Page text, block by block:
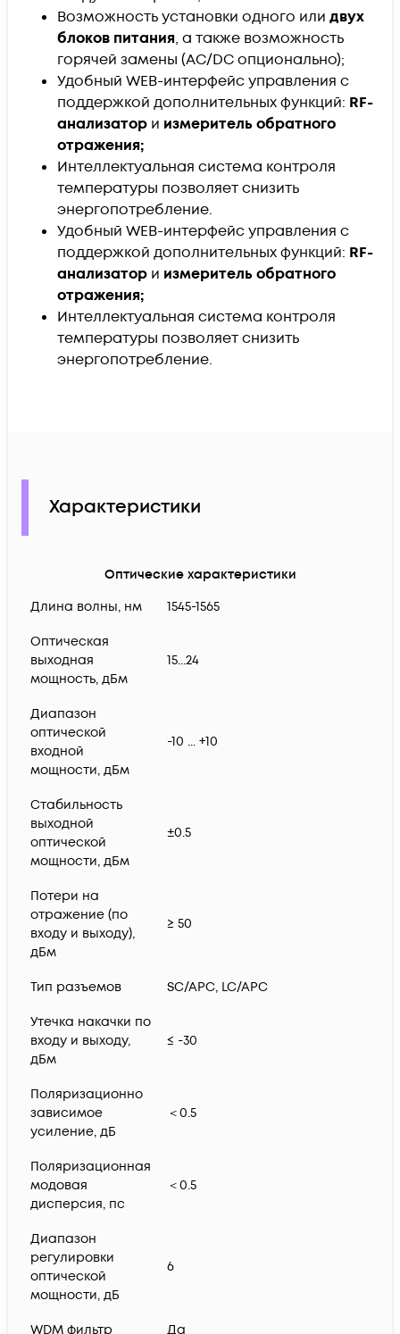
Возможность установки одного или двух
блоков питания, а также возможность
горячей замены (AC/DC опционально);
Удобный WEB-интерфейс управления c
поддержкой дополнительных функций: RF-
анализатор и измеритель обратного
отражения;
Интеллектуальная система контроля
температуры позволяет снизить
энергопотребление.
Удобный WEB-интерфейс управления c
поддержкой дополнительных функций: RF-
анализатор и измеритель обратного
отражения;
Интеллектуальная система контроля
температуры позволяет снизить
энергопотребление.
Характеристики
Оптические характеристики
Длина волны, нм
1545-1565
Оптическая
выходная
мощность, дБм
15...24
Диапазон
оптической
входной
мощности, дБм
-10 ... +10
Стабильность
выходной
оптической
мощности, дБм
±0.5
Потери на
отражение (по
входу и выходу),
дБм
≥ 50
Тип разъемов SC/APC, LC/APC
Утечка накачки по
входу и выходу,
дБм
≤ -30
Поляризационно
зависимое
усиление, дБ
＜0.5
Поляризационная
модовая
дисперсия, пс
＜0.5
Диапазон
регулировки
оптической
мощности, дБ
6
WDM фильтр Да